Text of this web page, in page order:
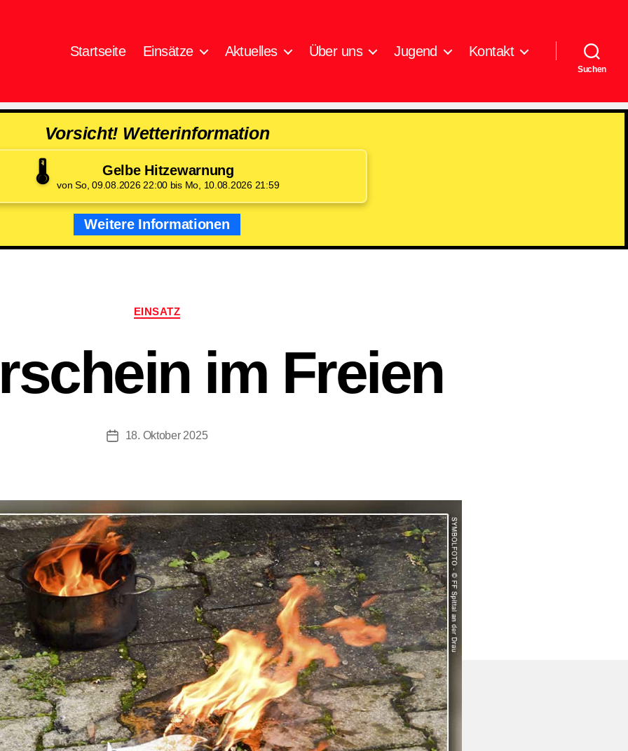
Startseite Einsätze Aktuelles Über uns Jugend Kontakt
Suchen
Vorsicht! Wetterinformation
🌡️ Gelbe Hitzewarnung
von So, 09.08.2026 22:00 bis Mo, 10.08.2026 21:59
Weitere Informationen
Kategorien
EINSATZ
im Freien
Beitragsdatum
18. Oktober 2025